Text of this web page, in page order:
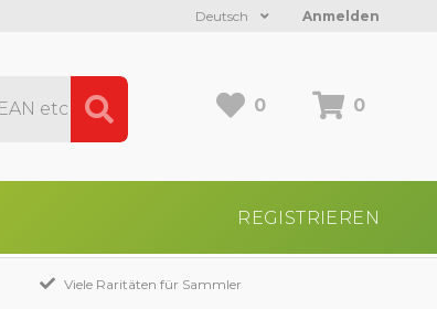
Anmelden
Deutsch
0 0
REGISTRIEREN
Viele Raritäten für Sammler